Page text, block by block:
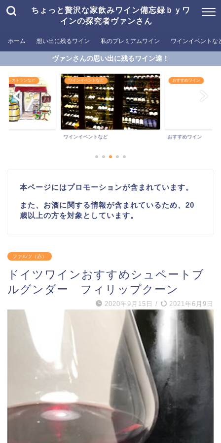
ちょっと贅沢な家飲みワイン備忘録ｂｙワ
インの探究者ヴァンさん
ホーム 想い出に残るワイン 私のプレミアムワイン ワインイベントな
ヴァンさんの思い出に残るワイン達！
るレストランなど ワインイベントなど
ワインイベントなど
おすすめワイン
おすすめワイン
本ページにはプロモーションが含まれています。
また、お酒に関する情報が含まれているため、20
歳以上の方を対象としています。
ファルツ（赤）
ドイツワインおすすめシュペートブ
ルグンダー フィリップクーン
2020年9月15日 / 2021年6月9日